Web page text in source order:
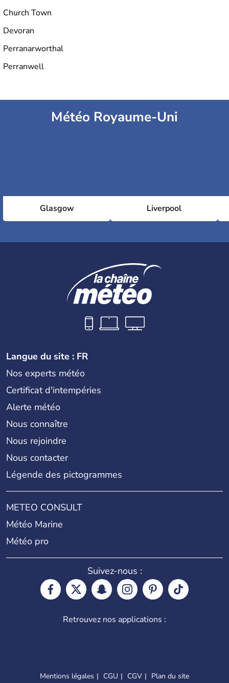
Church Town
Devoran
Perranarworthal
Perranwell
Météo Royaume-Uni
Glasgow Liverpool
Langue du site : FR
Nos experts météo
Certificat d'intempéries
Alerte météo
Nous connaître
Nous rejoindre
Nous contacter
Légende des pictogrammes
METEO CONSULT
Météo Marine
Météo pro
Suivez-nous :
Retrouvez nos applications :
Mentions légales CGU CGV Plan du site